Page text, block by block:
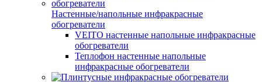
Настенные/напольные инфракрасные
обогреватели
VEITO настенные напольные инфракрасные
обогреватели
Теплофон настенные напольные
инфракрасные обогреватели